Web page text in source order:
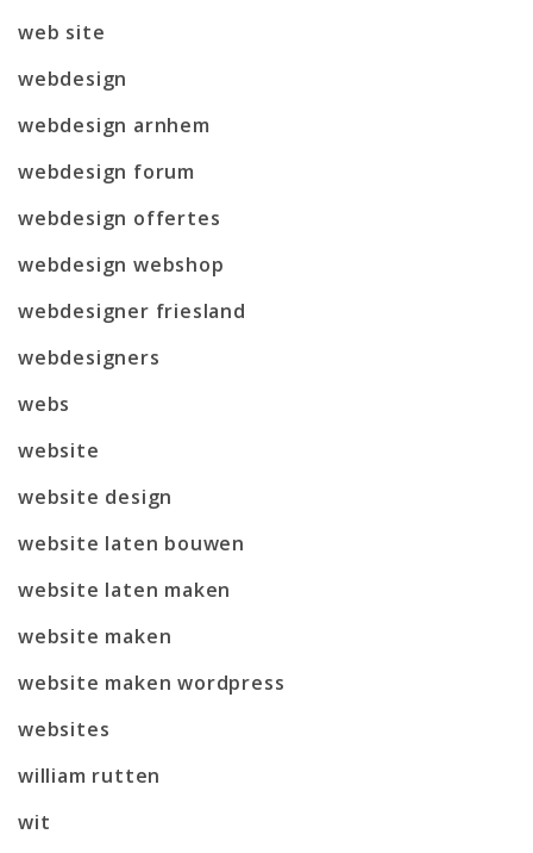
web site
webdesign
webdesign arnhem
webdesign forum
webdesign offertes
webdesign webshop
webdesigner friesland
webdesigners
webs
website
website design
website laten bouwen
website laten maken
website maken
website maken wordpress
websites
william rutten
wit